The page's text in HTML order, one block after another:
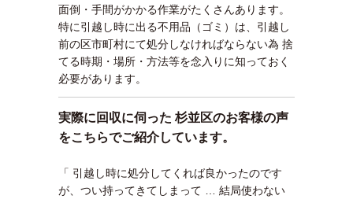
面倒・手間がかかる作業がたくさんあります。
特に引越し時に出る不用品（ゴミ）は、引越し
前の区市町村にて処分しなければならない為 捨
てる時期・場所・方法等を念入りに知っておく
必要があります。
実際に回収に伺った 杉並区のお客様の声
をこちらでご紹介しています。
「 引越し時に処分してくれば良かったのです
が、つい持ってきてしまって … 結局使わない